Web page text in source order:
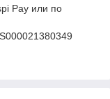
Pay или по